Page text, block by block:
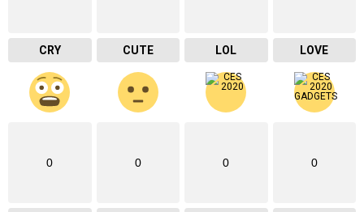
CRY CUTE LOL LOVE
0 0 0 0